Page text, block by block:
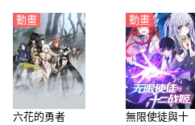
六花的勇者
動畫
無限使徒與十
動畫